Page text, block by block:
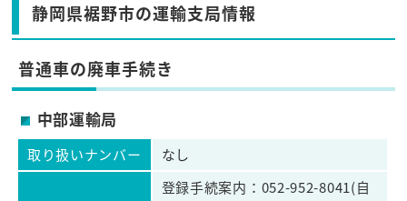
静岡県裾野市の運輸支局情報
普通車の廃車手続き
中部運輸局
取り扱いナンバー なし
登録手続案内：052-952-8041(自